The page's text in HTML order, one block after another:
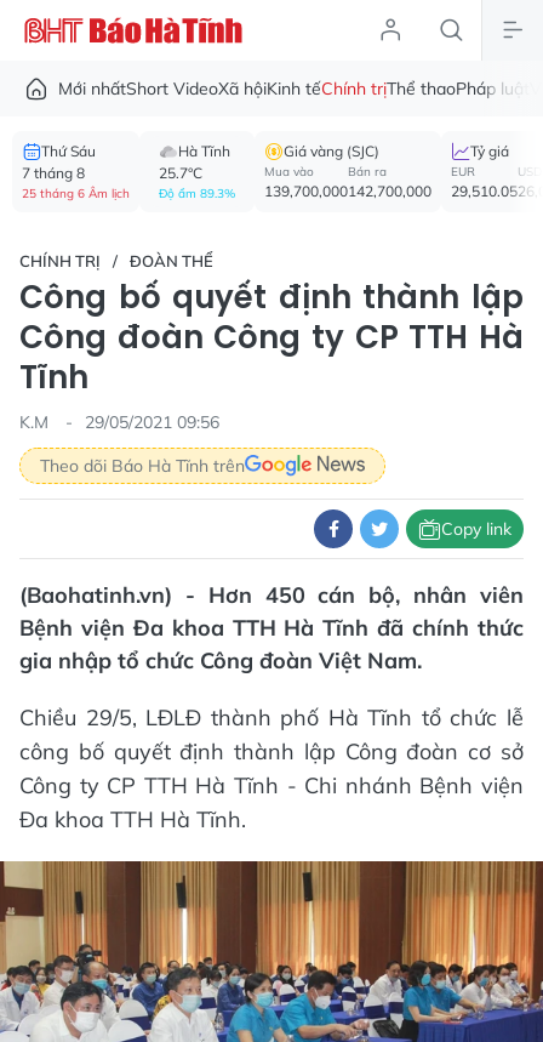
Mới nhấtShort VideoXã hộiKinh tếChính trịThể thaoPháp luật
Thứ Sáu
7 tháng 8
25 tháng 6 Âm lịch
Hà Tĩnh
25.7°C
Độ ẩm 89.3%
Giá vàng (SJC)
Mua vào
139,700,000
Bán ra
142,700,000
Tỷ giá
EUR
29,510.05
USD
CHÍNH TRỊ ĐOÀN THỂ
Công bố quyết định thành lập
Công đoàn Công ty CP TTH Hà
Tĩnh
K.M
29/05/2021 09:56
Theo dõi Báo Hà Tĩnh trên
Copy link
(Baohatinh.vn) - Hơn 450 cán bộ, nhân viên
Bệnh viện Đa khoa TTH Hà Tĩnh đã chính thức
gia nhập tổ chức Công đoàn Việt Nam.
Chiều 29/5, LĐLĐ thành phố Hà Tĩnh tổ chức lễ
công bố quyết định thành lập Công đoàn cơ sở
Công ty CP TTH Hà Tĩnh - Chi nhánh Bệnh viện
Đa khoa TTH Hà Tĩnh.